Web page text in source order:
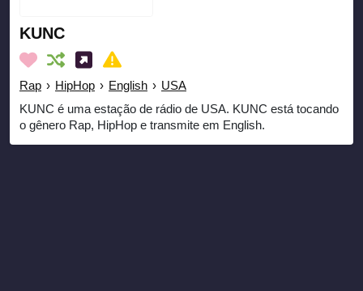
KUNC
Rap › HipHop › English › USA
KUNC é uma estação de rádio de USA. KUNC está tocando
o gênero Rap, HipHop e transmite em English.